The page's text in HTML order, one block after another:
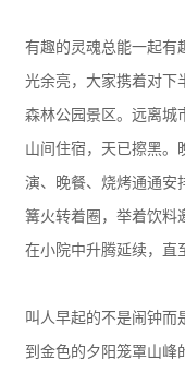
有趣的灵魂总能一起有
光余亮，大家携着对下
森林公园景区。远离城
山间住宿，天已擦黑。
演、晚餐、烧烤通通安
篝火转着圈，举着饮料
在小院中升腾延续，直
叫人早起的不是闹钟
到金色的夕阳笼罩山峰